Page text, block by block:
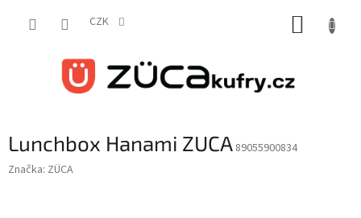
CZK
Lunchbox Hanami ZUCA 89055900834
Značka: ZÜCA